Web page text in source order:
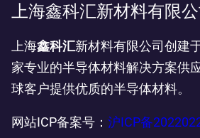
上海鑫科汇新材料有限公
上海鑫科汇新材料有限公司创建
家专业的半导体材料解决方案供
球客户提供优质的半导体材料。
网站ICP备案号： 沪ICP备